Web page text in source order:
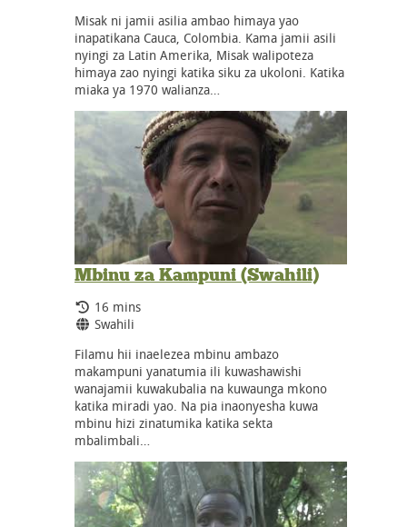
Misak ni jamii asilia ambao himaya yao
inapatikana Cauca, Colombia. Kama jamii asili
nyingi za Latin Amerika, Misak walipoteza
himaya zao nyingi katika siku za ukoloni. Katika
miaka ya 1970 walianza…
Mbinu za Kampuni (Swahili)
Running Time:
16 mins
Language:
Swahili
Filamu hii inaelezea mbinu ambazo
makampuni yanatumia ili kuwashawishi
wanajamii kuwakubalia na kuwaunga mkono
katika miradi yao. Na pia inaonyesha kuwa
mbinu hizi zinatumika katika sekta
mbalimbali…